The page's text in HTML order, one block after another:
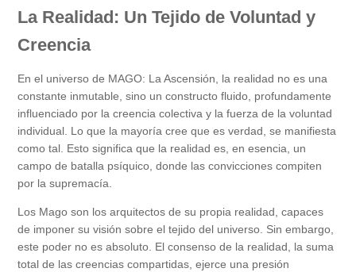
La Realidad: Un Tejido de Voluntad y
Creencia
En el universo de MAGO: La Ascensión, la realidad no es una
constante inmutable, sino un constructo fluido, profundamente
influenciado por la creencia colectiva y la fuerza de la voluntad
individual. Lo que la mayoría cree que es verdad, se manifiesta
como tal. Esto significa que la realidad es, en esencia, un
campo de batalla psíquico, donde las convicciones compiten
por la supremacía.
Los Mago son los arquitectos de su propia realidad, capaces
de imponer su visión sobre el tejido del universo. Sin embargo,
este poder no es absoluto. El consenso de la realidad, la suma
total de las creencias compartidas, ejerce una presión